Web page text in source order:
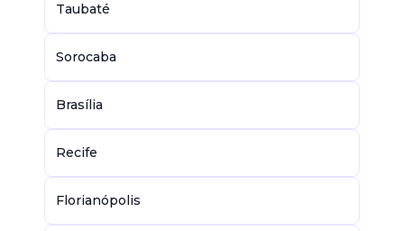
Taubaté
Sorocaba
Brasília
Recife
Florianópolis